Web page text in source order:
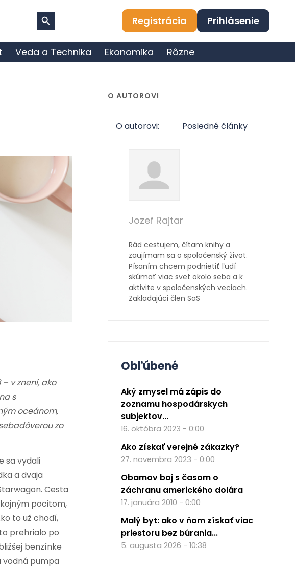
Search Button
Registrácia Prihlásenie
Veda a Technika Ekonomika Rôzne
v znení, ako
s
oceánom,
zo
sa vydali
a dvaja
Cesta
pocitom,
to už chodí,
prehrialo po
benzínke
vodná pumpa
O AUTOROVI
O autorovi: Posledné články
Jozef Rajtar
Rád cestujem, čítam knihy a
zaujímam sa o spoločenský život.
Písaním chcem podnietiť ľudí
skúmať viac svet okolo seba a k
aktivite v spoločenských veciach.
Zakladajúci člen SaS
Obľúbené
Aký zmysel má zápis do
zoznamu hospodárskych
subjektov...
16. októbra 2023 - 0:00
Ako získať verejné zákazky?
27. novembra 2023 - 0:00
Obamov boj s časom o
záchranu amerického dolára
17. januára 2010 - 0:00
Malý byt: ako v ňom získať viac
priestoru bez búrania...
5. augusta 2026 - 10:38